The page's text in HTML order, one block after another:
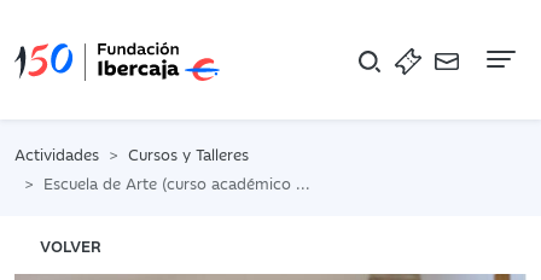
Actividades
Cursos y Talleres
Escuela de Arte (curso académico 25-26). Los lunes con Cristina Guallart
VOLVER